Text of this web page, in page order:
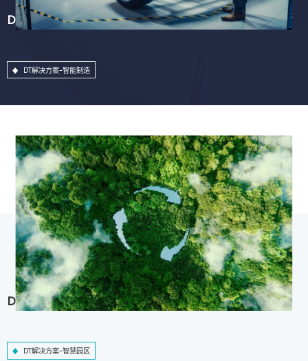
DT解决方案-智能制造
DT解决方案-智能制造
DT解决方案-智慧园区
DT解决方案-智慧园区